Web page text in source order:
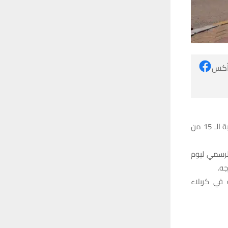
أكس
اعلنت رئاسة جامعة ذي قار اليوم عن تعطيل الدوام الرسمي ليوم الاثنين المقبل بمناسبة الـ 15 من
ليوم
في كربلاء